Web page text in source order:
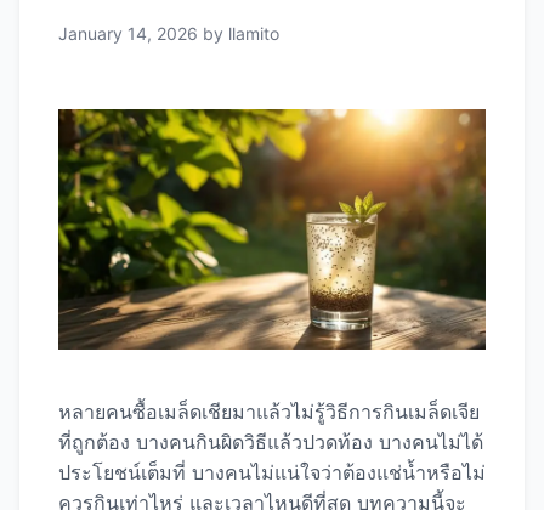
January 14, 2026 by llamito
หลายคนซื้อเมล็ดเชียมาแล้วไม่รู้วิธีการกินเมล็ดเจีย
ที่ถูกต้อง บางคนกินผิดวิธีแล้วปวดท้อง บางคนไม่ได้
ประโยชน์เต็มที่ บางคนไม่แน่ใจว่าต้องแช่น้ำหรือไม่
ควรกินเท่าไหร่ และเวลาไหนดีที่สุด บทความนี้จะ